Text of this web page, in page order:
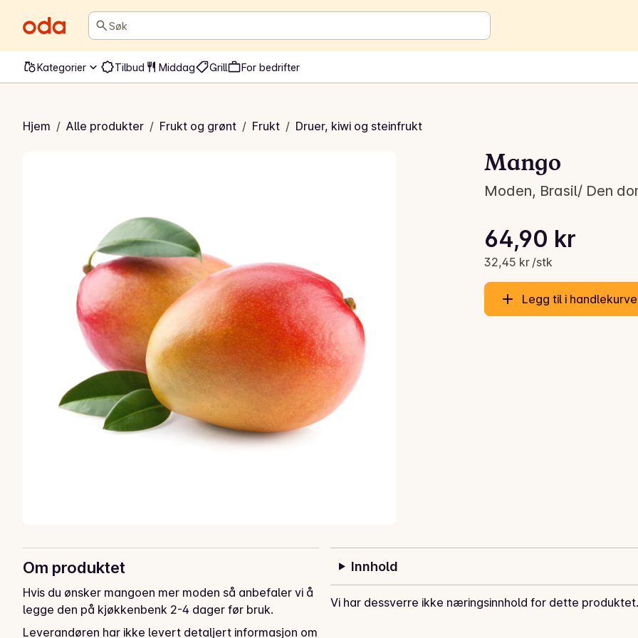
Søk
Kategorier Tilbud Middag Grill For bedrifter
Hjem / Alle produkter / Frukt og grønt / Frukt / Druer, kiwi og steinfrukt
Mango
Mango
Moden, Brasil/ Den
Gjeldende pris er: 64,90 kr
64,90 kr
32,45 kr /stk
Stykkpris: 32,45 kr /stk
Legg til i
Om produktet
Hvis du ønsker mangoen mer moden så anbefaler vi å
legge den på kjøkkenbenk 2-4 dager før bruk.
Leverandøren har ikke levert detaljert informasjon om
Innhold
Vi har dessverre ikke næringsinnhold for dette produktet.